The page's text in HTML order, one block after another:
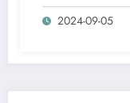
pojazdowi?
2024-09-05